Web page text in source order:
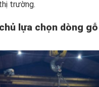
trường.
lựa chọn dòng